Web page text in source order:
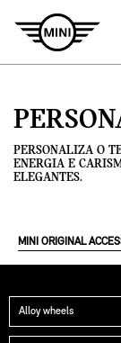
PERSONALIZA O
ENERGIA E
ELEGANTES.
MINI ORIGINAL
Categoria
Grupo